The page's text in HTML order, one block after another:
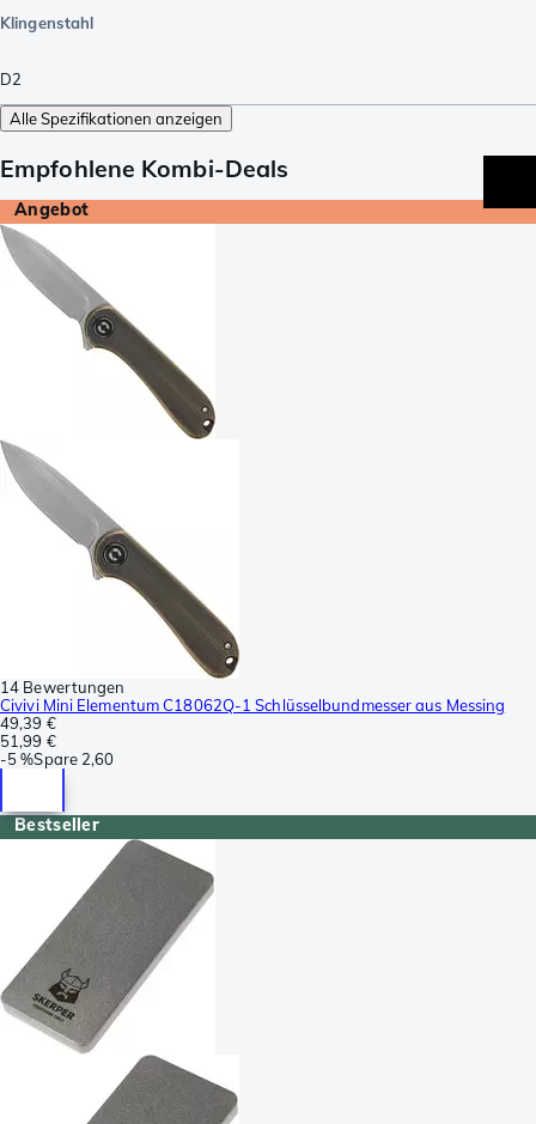
Klingenstahl
D2
Alle Spezifikationen anzeigen
Empfohlene Kombi-Deals
Angebot
14 Bewertungen
Civivi Mini Elementum C18062Q-1 Schlüsselbundmesser aus Messing
49,39 €
51,99 €
-5 %Spare 2,60
Bestseller